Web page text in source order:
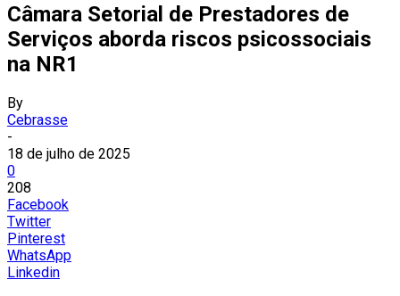
Câmara Setorial de Prestadores de
Serviços aborda riscos psicossociais
na NR1
By
Cebrasse
-
18 de julho de 2025
0
208
Facebook
Twitter
Pinterest
WhatsApp
Linkedin